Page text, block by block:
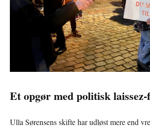
Et opgør med politisk
Ulla Sørensens skifte har udløst mere end